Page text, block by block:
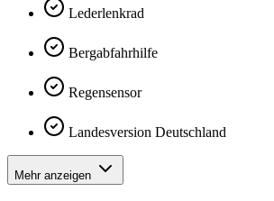
Lederlenkrad
Bergabfahrhilfe
Regensensor
Landesversion Deutschland
Mehr anzeigen